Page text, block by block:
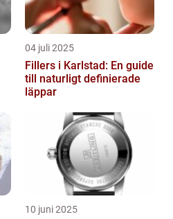
04 juli 2025
Fillers i Karlstad: En guide
till naturligt definierade
läppar
10 juni 2025